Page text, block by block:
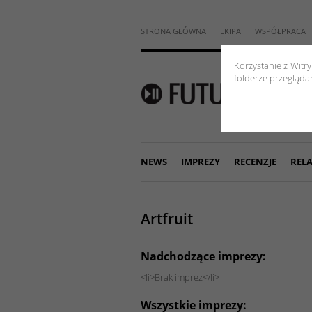
Korzystanie z
folderze
STRONA GŁÓWNA EKIPA WSPÓŁPRACA
NEWS IMPREZY RECENZJE
Artfruit
Nadchodzące imprezy:
<li>Brak imprez</li>
Wszystkie imprezy: